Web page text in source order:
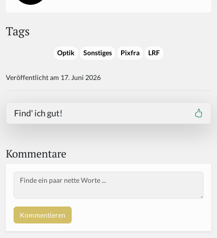
Tags
Optik Sonstiges Pixfra LRF
Veröffentlicht am 17. Juni 2026
Find' ich gut!
Kommentare
Body